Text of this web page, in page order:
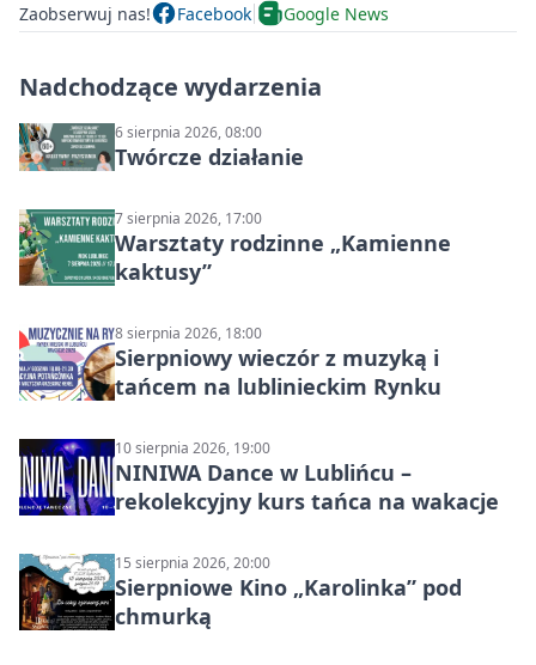
Zaobserwuj nas! Facebook Google News
Nadchodzące wydarzenia
6 sierpnia 2026, 08:00
Twórcze działanie
7 sierpnia 2026, 17:00
Warsztaty rodzinne „Kamienne
kaktusy”
8 sierpnia 2026, 18:00
Sierpniowy wieczór z muzyką i
tańcem na lublinieckim Rynku
10 sierpnia 2026, 19:00
NINIWA Dance w Lublińcu –
rekolekcyjny kurs tańca na wakacje
15 sierpnia 2026, 20:00
Sierpniowe Kino „Karolinka” pod
chmurką